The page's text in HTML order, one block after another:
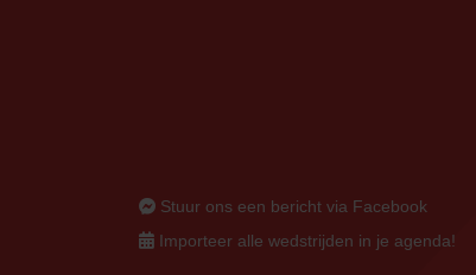
Stuur ons een bericht via Facebook
Importeer alle wedstrijden in je agenda!